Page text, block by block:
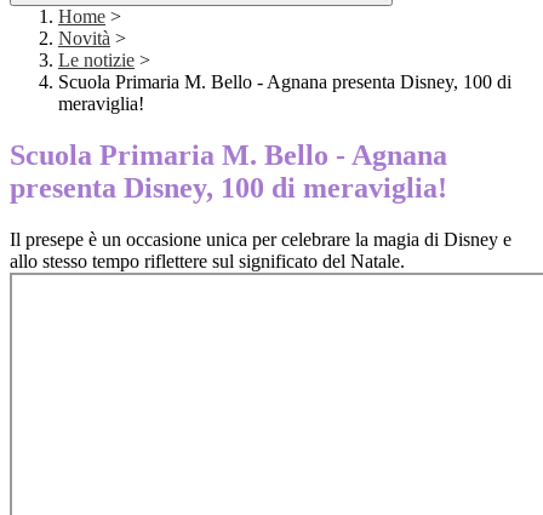
Home >
Novità >
Le notizie >
Scuola Primaria M. Bello - Agnana presenta Disney, 100 di
meraviglia!
Scuola Primaria M. Bello - Agnana
presenta Disney, 100 di meraviglia!
Il presepe è un occasione unica per celebrare la magia di Disney e
allo stesso tempo riflettere sul significato del Natale.